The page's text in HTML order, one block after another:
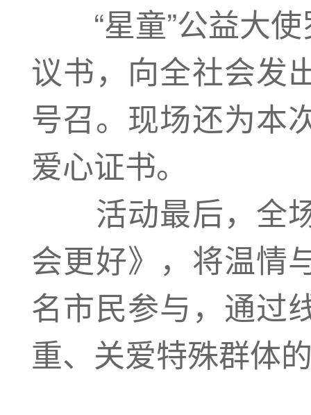
“星童”公益大使
议书，向全社会发
号召。现场还为本
爱心证书。
活动最后，全场
会更好》，将温情
名市民参与，通过
重、关爱特殊群体